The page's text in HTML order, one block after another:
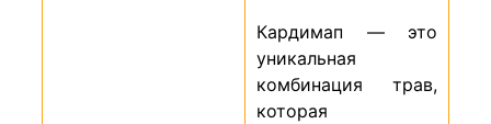
Кардимап — это
уникальная
комбинация трав,
которая